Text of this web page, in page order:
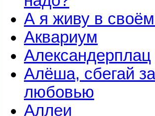
А я живу в своём
Аквариум
Александерплац
Алёша, сбегай за
любовью
Аллеи